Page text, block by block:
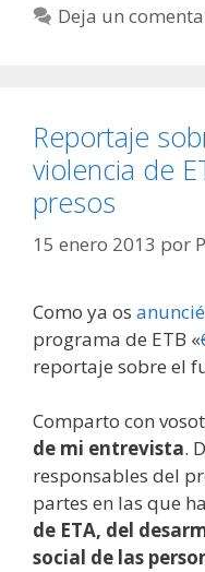
Deja un
Reportaje
violencia de
presos
15 enero 2013 por
Como ya os anuncié
programa de ETB «
reportaje sobre el
Comparto con
de mi entrevista.
responsables del
partes en las que
de ETA, del
social de las